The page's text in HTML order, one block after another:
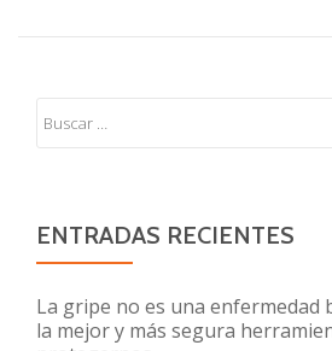
ENTRADAS RECIENTES
La gripe no es una enfermedad
la mejor y más segura